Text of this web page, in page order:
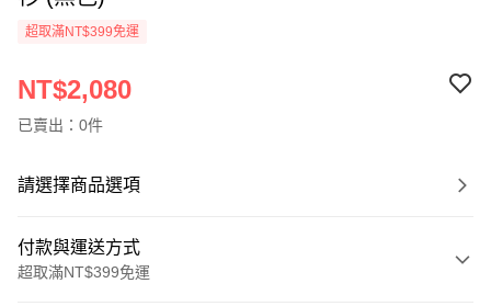
超取滿NT$399免運
NT$2,080
已賣出：0件
請選擇商品選項
付款與運送方式
超取滿NT$399免運